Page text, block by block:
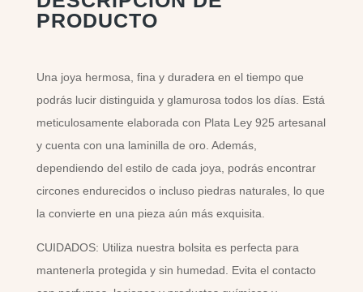
PRODUCTO
Una joya hermosa, fina y duradera en el tiempo que
podrás lucir distinguida y glamurosa todos los días. Está
meticulosamente elaborada con Plata Ley 925 artesanal
y cuenta con una laminilla de oro. Además,
dependiendo del estilo de cada joya, podrás encontrar
circones endurecidos o incluso piedras naturales, lo que
la convierte en una pieza aún más exquisita.
CUIDADOS: Utiliza nuestra bolsita es perfecta para
mantenerla protegida y sin humedad. Evita el contacto